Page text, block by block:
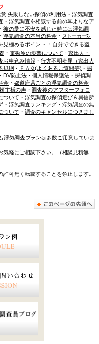
失敗しない探偵の利用法・ 浮気調査
・ 浮気調査を相談する前の耳よりなア
彼の愛に不安を感じた時には浮気調
浮気調査の本当の料金・ ストーカー対
見極めるポイント ・ 自分でできる盗
・ 電磁波の影響について ・ 家出人・
お申込み情報 ・ 行方不明者届（家出人
規則 ・ ＦＡＱ(よくあるご質問等) ・ 探
・ DV防止法・ 個人情報保護法・ 探偵調
金・ 都道府県ごとの浮気調査の料金
主様の声・ 調査後のアフターフォロ
ついて ・ 浮気調査の探偵選び＆興信所
・ 浮気調査ランキング・ 浮気調査の無
ついて ・ 調査のキャンセルにつきまし
浮気調査プランは多数ご用意していま
気軽にご相談下さい。（相談見積無
可無く転載することを禁止します。